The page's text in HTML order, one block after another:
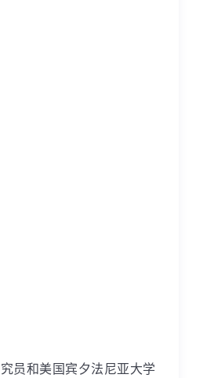
员和美国宾夕法尼亚大学